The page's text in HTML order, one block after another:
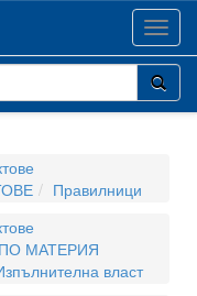
Правилници
МАТЕРИЯ
власт